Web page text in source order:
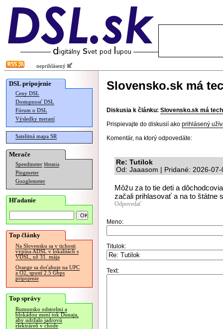
neprihlásený
DSL pripojenie
Ceny DSL
Dostupnosť DSL
Fórum o DSL
Výsledky meraní
Satelitná mapa SR
Merače
Speedmeter Merania
Pingmeter
Googlemeter
Hľadanie
Top články
Na Slovensku sa v tichosti
vypína ADSL v lokalitách s
VDSL, už 31. mája
Orange sa doťahuje na UPC
a O2, spustí 2.5 Gbps
pripojenie
Top správy
Rumunsko odstrelmi a
blokádou mení tok Dunaja,
aby udržalo jadrovú
elektráreň v chode
Slovensko.sk má
Diskusia k článku: Slovensko.sk má
Prispievajte do diskusií ako prihlásený
Komentár, na ktorý odpovedáte:
Re: Tutilok
Od: Jaaasom | Pridané: 2026-
Môžu za to tie deti a
začali prihlasovať a na to štátne
Odpovedať
Meno:
Titulok:
Text: